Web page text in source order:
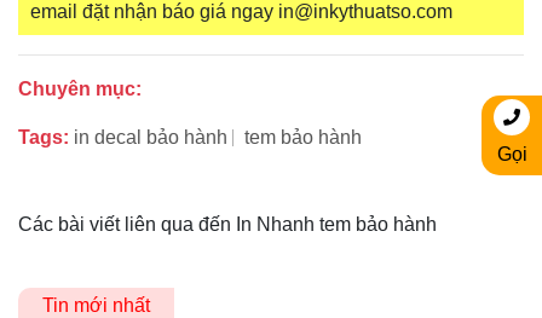
email đặt nhận báo giá ngay in@inkythuatso.com
Chuyên mục:
Tags: in decal bảo hành tem bảo hành
Các bài viết liên qua đến In Nhanh tem bảo hành
Tin mới nhất
Gọi